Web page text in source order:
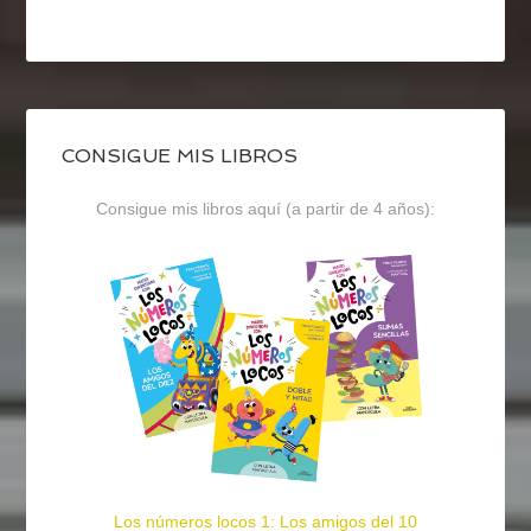
CONSIGUE MIS LIBROS
Consigue mis libros aquí (a partir de 4 años):
Los números locos 1: Los amigos del 10